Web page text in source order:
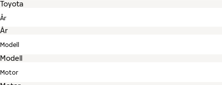
År
Modell
Motor